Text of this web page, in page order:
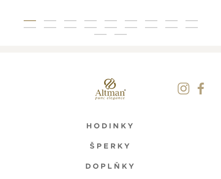
HODINKY
ŠPERKY
DOPLŇKY